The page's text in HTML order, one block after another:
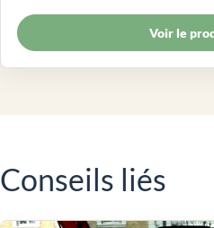
Voir le
Conseils liés